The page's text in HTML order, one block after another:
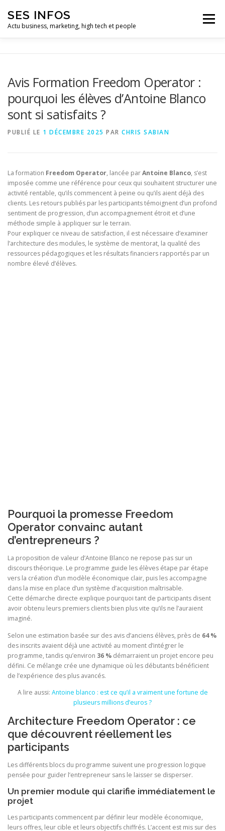
contenu
SES INFOS
Actu business, marketing, high tech et people
Menu
HIGH TECH ET INFORMATIQUE INFLUENCEURS
Avis Formation Freedom Operator :
pourquoi les élèves d’Antoine Blanco
sont si satisfaits ?
PUBLIÉ LE 1 DÉCEMBRE 2025 PAR CHRIS SABIAN
La formation Freedom Operator, lancée parAntoine Blanco, s’est
imposée comme une référence pour ceux qui souhaitent structurer une
activité rentable, qu’ils commencent à peine ou qu’ils aient déjà des
clients. Les retours publiés par les participants témoignent d’un profond
sentiment de progression, d’un accompagnement étroit et d’une
méthode simple à appliquer sur le terrain.
Pour expliquer ce niveau de satisfaction, il est nécessaire d’examiner
l’architecture des modules, le système de mentorat, la qualité des
ressources pédagogiques et les résultats financiers rapportés par un
nombre élevé d’élèves.
Pourquoi la promesse Freedom
Operator convainc autant
d’entrepreneurs ?
La proposition de valeur d’Antoine Blanco ne repose pas sur un
discours théorique. Le programme guide les élèves étape par étape
vers la création d’un modèle économique clair, puis les accompagne
dans la mise en place d’un système d’acquisition maîtrisable.
Cette démarche directe explique pourquoi tant de participants disent
avoir obtenu leurs premiers clients bien plus vite qu’ils ne l’auraient
imaginé.
Selon une estimation basée sur des avis d’anciens élèves, près de 64 %
des inscrits avaient déjà une activité au moment d’intégrer le
programme, tandis qu’environ 36 % démarraient un projet encore peu
défini. Ce mélange crée une dynamique où les débutants bénéficient
de l’expérience des plus avancés.
A lire aussi: Antoine blanco : est ce qu’il a vraiment une fortune de
plusieurs millions d’euros ?
Architecture Freedom Operator : ce
que découvrent réellement les
participants
Les différents blocs du programme suivent une progression logique
pensée pour guider l’entrepreneur sans le laisser se disperser.
Un premier module qui clarifie immédiatement le
projet
Les participants commencent par définir leur modèle économique,
leurs offres, leur cible et leurs objectifs chiffrés. L’accent est mis sur des